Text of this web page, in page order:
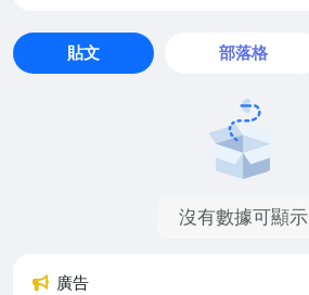
貼文 部落格
沒有數據可顯示
廣告